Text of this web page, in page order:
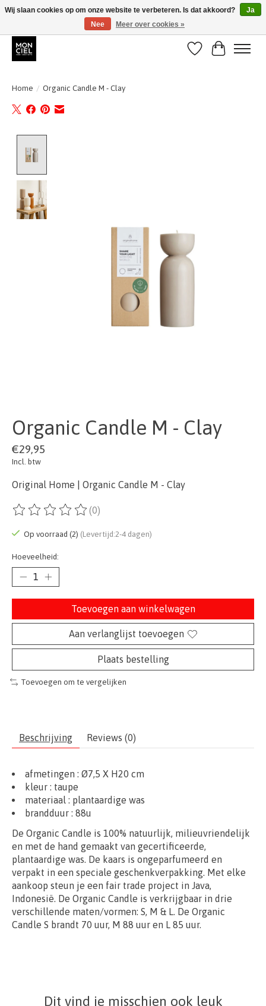
BE + NL : GRATIS VERZENDING van 31/07 t;e.m. 17/8
Verlanglijst
Home / Organic Candle M - Clay
Organic Candle M - Clay
€29,95
Incl. btw
Original Home | Organic Candle M - Clay
De beoordeling van dit product is
(0)
Op voorraad (2) (Levertijd:2-4 dagen)
Hoeveelheid:
Toevoegen aan winkelwagen
Aan verlanglijst toevoegen
Plaats bestelling
Toevoegen om te vergelijken
Beschrijving Reviews (0)
afmetingen : Ø7,5 X H20 cm
kleur : taupe
materiaal : plantaardige was
brandduur : 88u
De Organic Candle is 100% natuurlijk, milieuvriendelijk
en met de hand gemaakt van gecertificeerde,
plantaardige was. De kaars is ongeparfumeerd en
verpakt in een speciale geschenkverpakking. Met elke
aankoop steun je een fair trade project in Java,
Indonesië. De Organic Candle is verkrijgbaar in drie
verschillende maten/vormen: S, M & L. De Organic
Candle S brandt 70 uur, M 88 uur en L 85 uur.
Dit vind je misschien ook leuk
Wij slaan cookies op om onze website te verbeteren. Is dat akkoord?
Ja
Nee
Meer over cookies »